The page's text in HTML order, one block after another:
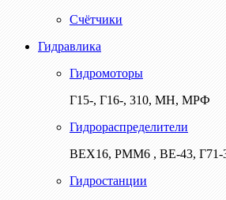
Счётчики
Гидравлика
Гидромоторы
Г15-, Г16-, 310, МН, МРФ
Гидрораспределители
ВЕХ16, РММ6 , ВЕ-43, Г71-
Гидростанции